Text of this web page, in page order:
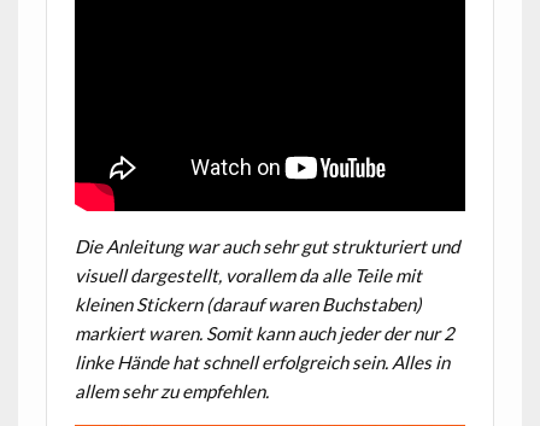
Die Anleitung war auch sehr gut strukturiert und
visuell dargestellt, vorallem da alle Teile mit
kleinen Stickern (darauf waren Buchstaben)
markiert waren. Somit kann auch jeder der nur 2
linke Hände hat schnell erfolgreich sein. Alles in
allem sehr zu empfehlen.